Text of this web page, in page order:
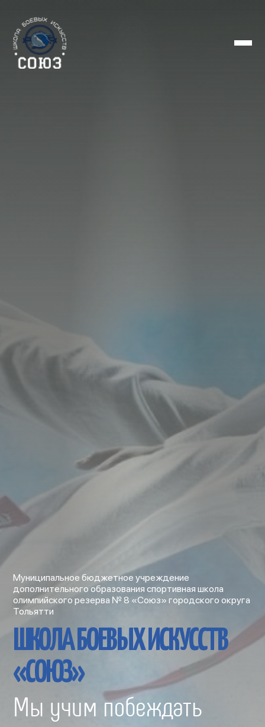
Муниципальное бюджетное учреждение
дополнительного образования спортивная школа
олимпийского резерва № 8 «Союз» городского округа
Тольятти
ШКОЛА БОЕВЫХ ИСКУССТВ
«СОЮЗ»
Мы учим побеждать